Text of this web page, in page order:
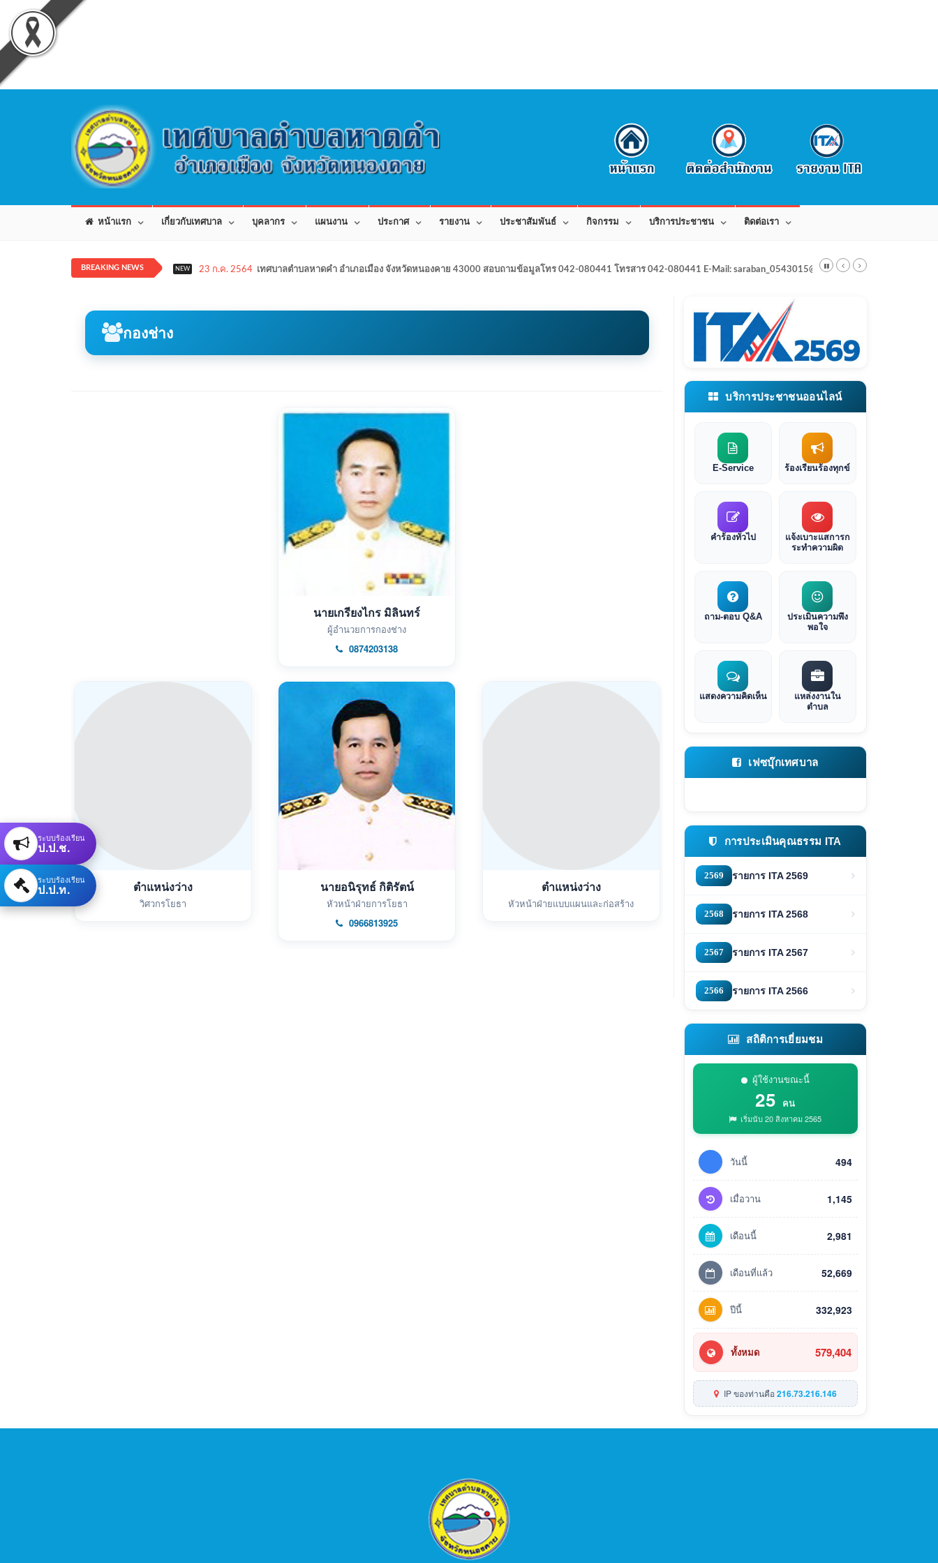
หน้าแรก เกี่ยวกับเทศบาล บุคลากร แผนงาน ประกาศ รายงาน ประชาสัมพันธ์ กิจกรรม บริการประชาชน ติดต่อเรา
BREAKING NEWS NEW 23 ก.ค. 2564 เทศบาลตำบลหาดคำ อำเภอเมือง จังหวัดหนองคาย 43000 สอบถามข้อมูลโทร 042-080441 โทรสาร 042-080441 E-Mail: saraban_0543015@dla.go.th
กองช่าง
นายเกรียงไกร มิลินทร์
ผู้อำนวยการกองช่าง
0874203138
ตำแหน่งว่าง
วิศวกรโยธา
นายอนิรุทธ์ กิติรัตน์
หัวหน้าฝ่ายการโยธา
0966813925
ตำแหน่งว่าง
หัวหน้าฝ่ายแบบแผนและก่อสร้าง
บริการประชาชนออนไลน์
E-Service ร้องเรียนร้องทุกข์
คำร้องทั่วไป
แจ้งเบาะแสการก
ระทำความผิด
ถาม-ตอบ Q&A
ประเมินความพึง
พอใจ
แสดงความคิดเห็น
แหล่งงานใน
ตำบล
เฟซบุ๊กเทศบาล
การประเมินคุณธรรม ITA
2569 รายการ ITA 2569
2568 รายการ ITA 2568
2567 รายการ ITA 2567
2566 รายการ ITA 2566
สถิติการเยี่ยมชม
ผู้ใช้งานขณะนี้
25 คน
เริ่มนับ 20 สิงหาคม 2565
วันนี้ 494
เมื่อวาน 1,145
เดือนนี้ 2,981
เดือนที่แล้ว 52,669
ปีนี้ 332,923
ทั้งหมด 579,404
IP ของท่านคือ216.73.216.146
ระบบร้องเรียน
ป.ป.ช.
ระบบร้องเรียน
ป.ป.ท.